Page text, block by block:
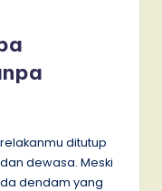
ditutup
dewasa. Meski
dendam yang